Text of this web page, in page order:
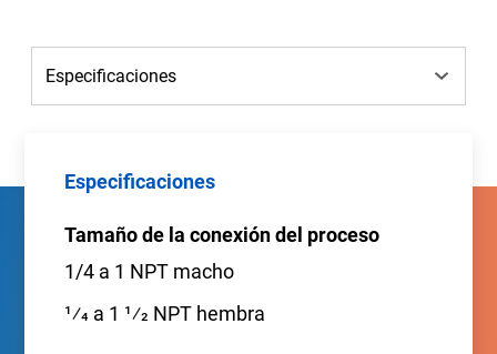
Especificaciones
Tamaño de la conexión del proceso
1/4 a 1 NPT macho
1⁄4 a 1 1⁄2 NPT hembra